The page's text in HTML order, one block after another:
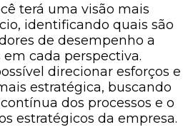
terá uma visão mais
identificando quais são
de desempenho a
cada perspectiva.
direcionar esforços e
estratégica, buscando
dos processos e o
estratégicos da empresa.